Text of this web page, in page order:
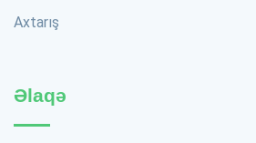
Axtarış
Əlaqə